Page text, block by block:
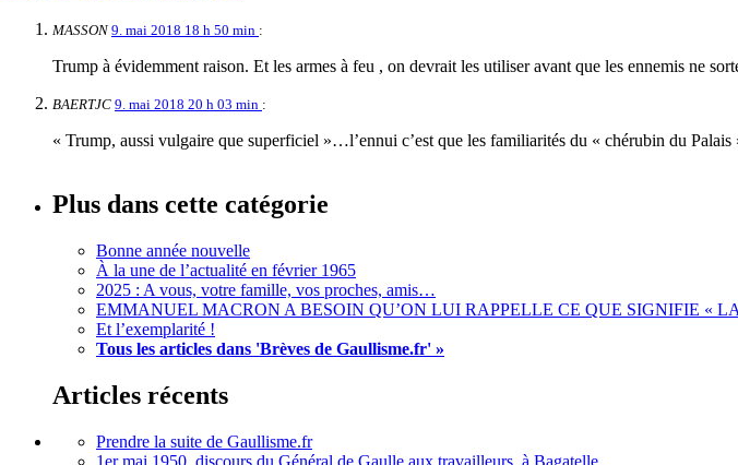
MASSON 9. mai 2018 18 h 50 min :
Trump à évidemment raison. Et les armes à feu , on devrait les utiliser avant que les ennemis ne
BAERTJC 9. mai 2018 20 h 03 min :
« Trump, aussi vulgaire que superficiel »…l’ennui c’est que les familiarités du « chérubin du
Plus dans cette catégorie
Bonne année nouvelle
À la une de l’actualité en février 1965
2025 : A vous, votre famille, vos proches, amis…
EMMANUEL MACRON A BESOIN QU’ON LUI RAPPELLE CE QUE SIGNIFIE «
Et l’exemplarité !
Tous les articles dans 'Brèves de Gaullisme.fr' »
Articles récents
Prendre la suite de Gaullisme.fr
1er mai 1950, discours du Général de Gaulle aux travailleurs, à Bagatelle